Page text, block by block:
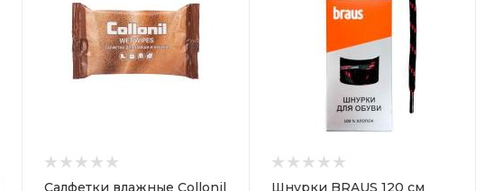
Салфетки влажные Collonil
Шнурки BRAUS 120 см